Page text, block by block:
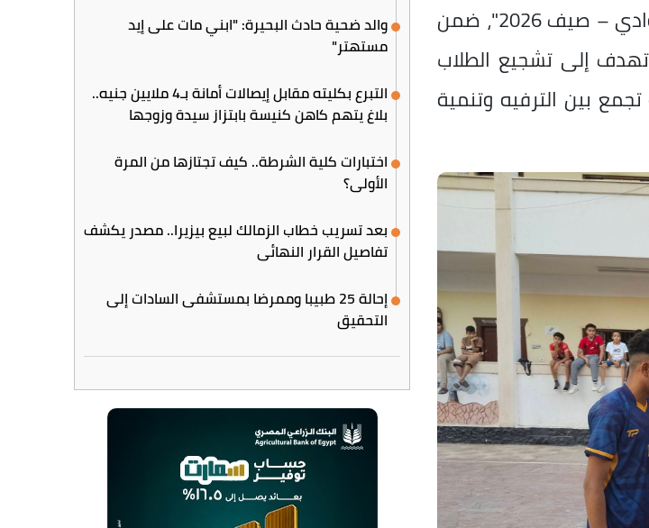
أطلقت مدرسة وادي الملكات بالأقصر فعاليات "كأس عالم الوادي – صيف 2026"، ضمن
تهدف إلى تشجيع الطلاب
بين الترفيه وتنمية
والد ضحية حادث البحيرة: "ابني مات على إيد
مستهتر"
التبرع بكليته مقابل إيصالات أمانة بـ4 ملايين جنيه..
بلاغ يتهم كاهن كنيسة بابتزاز سيدة وزوجها
اختبارات كلية الشرطة.. كيف تجتازها من المرة
الأولى؟
بعد تسريب خطاب الزمالك لبيع بيزيرا.. مصدر يكشف
تفاصيل القرار النهائي
إحالة 25 طبيبا وممرضا بمستشفى السادات إلى
التحقيق